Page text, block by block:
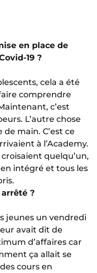
en place de
19 ?
cela a été
comprendre
c’est
L’autre chose
main. C’est ce
à l’Academy.
quelqu’un,
intégré et tous les
?
jeunes un vendredi
avait dit de
d’affaires car
ça allait se
cours en